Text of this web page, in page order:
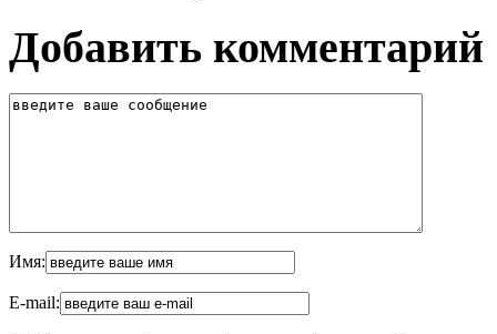
Добавить комментарий
Имя:
E-mail: